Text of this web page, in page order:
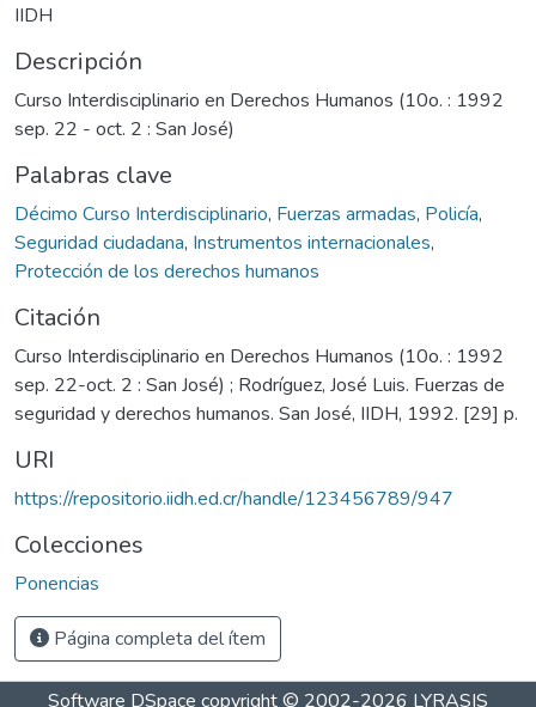
IIDH
Descripción
Curso Interdisciplinario en Derechos Humanos (10o. : 1992
sep. 22 - oct. 2 : San José)
Palabras clave
Décimo Curso Interdisciplinario, Fuerzas armadas, Policía,
Seguridad ciudadana, Instrumentos internacionales,
Protección de los derechos humanos
Citación
Curso Interdisciplinario en Derechos Humanos (10o. : 1992
sep. 22-oct. 2 : San José) ; Rodríguez, José Luis. Fuerzas de
seguridad y derechos humanos. San José, IIDH, 1992. [29] p.
URI
https://repositorio.iidh.ed.cr/handle/123456789/947
Colecciones
Ponencias
Página completa del ítem
Software DSpace copyright © 2002-2026 LYRASIS